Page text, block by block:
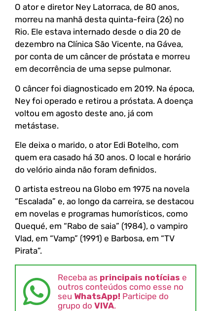
O ator e diretor Ney Latorraca, de 80 anos,
morreu na manhã desta quinta-feira (26) no
Rio. Ele estava internado desde o dia 20 de
dezembro na Clínica São Vicente, na Gávea,
por conta de um câncer de próstata e morreu
em decorrência de uma sepse pulmonar.
O câncer foi diagnosticado em 2019. Na época,
Ney foi operado e retirou a próstata. A doença
voltou em agosto deste ano, já com
metástase.
Ele deixa o marido, o ator Edi Botelho, com
quem era casado há 30 anos. O local e horário
do velório ainda não foram definidos.
O artista estreou na Globo em 1975 na novela
“Escalada” e, ao longo da carreira, se destacou
em novelas e programas humorísticos, como
Quequé, em “Rabo de saia” (1984), o vampiro
Vlad, em “Vamp” (1991) e Barbosa, em “TV
Pirata”.
Receba as principais notícias e
outros conteúdos como esse no
seu WhatsApp! Participe do
grupo do VIVA.